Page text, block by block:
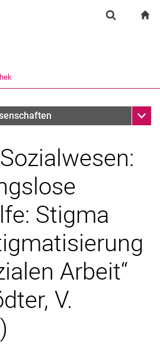
Springe direkt zu: Inhalt
Springe direkt zu: Suche
Springe direkt zu:
(öffnet externen Link in einem
Stigma
Arbeit“
V.